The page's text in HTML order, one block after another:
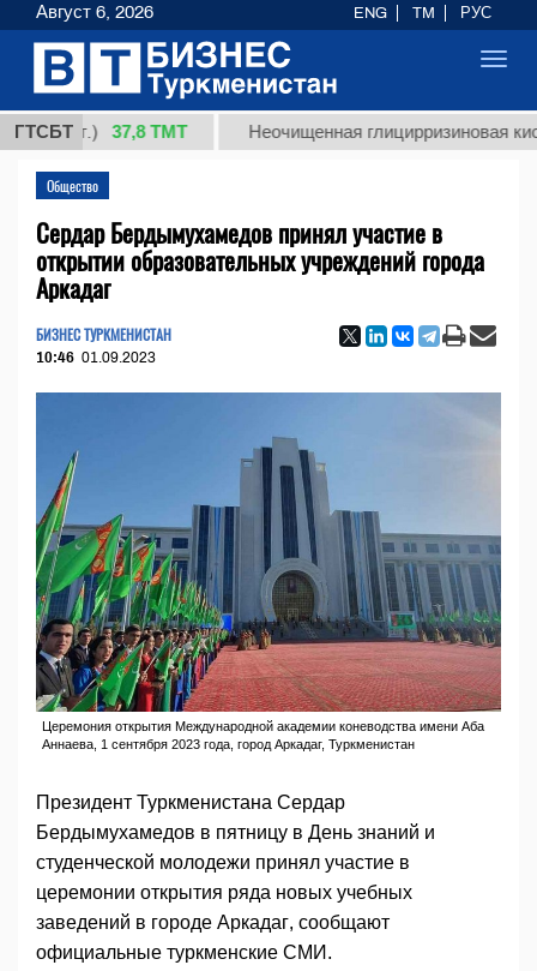
ГТСБТ
37,8 ТМТ Неочищенная глицирризиновая кислота
Общество
Сердар Бердымухамедов принял участие в
открытии образовательных учреждений города
Аркадаг
БИЗНЕС ТУРКМЕНИСТАН
10:46 01.09.2023
Церемония открытия Международной академии коневодства имени Аба
Аннаева, 1 сентября 2023 года, город Аркадаг, Туркменистан
Президент Туркменистана Сердар
Бердымухамедов в пятницу в День знаний и
студенческой молодежи принял участие в
церемонии открытия ряда новых учебных
заведений в городе Аркадаг, сообщают
официальные туркменские СМИ.
Август 6, 2026 ENG TM РУС